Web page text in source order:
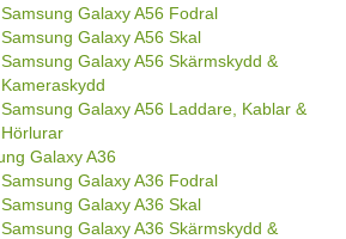
Samsung Galaxy A56 Fodral
Samsung Galaxy A56 Skal
Samsung Galaxy A56 Skärmskydd &
Kameraskydd
Samsung Galaxy A56 Laddare, Kablar &
Hörlurar
Galaxy A36
Samsung Galaxy A36 Fodral
Samsung Galaxy A36 Skal
Samsung Galaxy A36 Skärmskydd &